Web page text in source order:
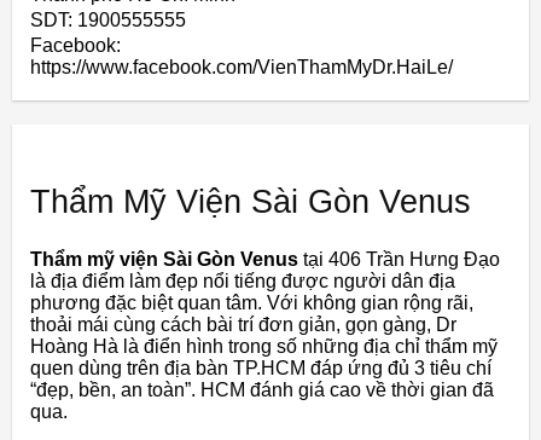
SDT: 1900555555
Facebook:
https://www.facebook.com/VienThamMyDr.HaiLe/
Thẩm Mỹ Viện Sài Gòn Venus
Thẩm mỹ viện Sài Gòn Venus tại 406 Trần Hưng Đạo
là địa điểm làm đẹp nổi tiếng được người dân địa
phương đặc biệt quan tâm. Với không gian rộng rãi,
thoải mái cùng cách bài trí đơn giản, gọn gàng, Dr
Hoàng Hà là điển hình trong số những địa chỉ thẩm mỹ
quen dùng trên địa bàn TP.HCM đáp ứng đủ 3 tiêu chí
“đẹp, bền, an toàn”. HCM đánh giá cao về thời gian đã
qua.